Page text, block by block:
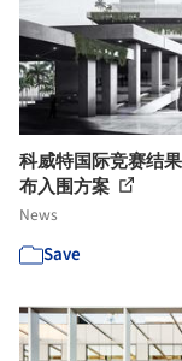
科威特国际竞赛结
布入围方案
News
Save